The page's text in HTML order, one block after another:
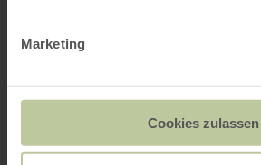
Marketing
Cookies zulassen